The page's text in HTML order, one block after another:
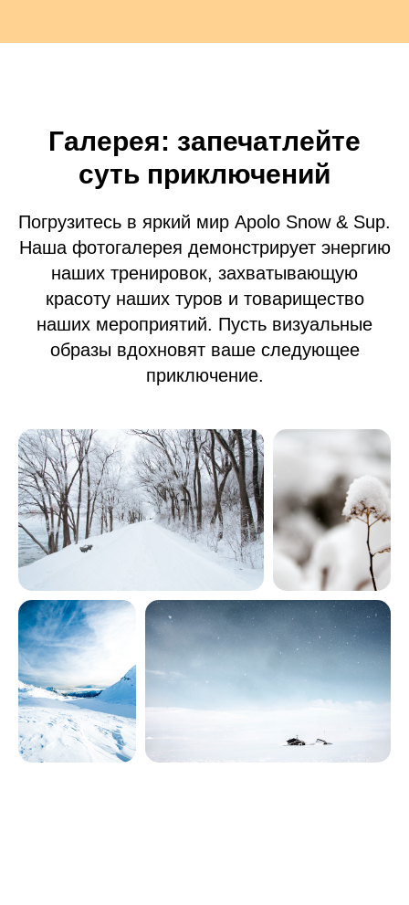
Галерея: запечатлейте
суть приключений
Погрузитесь в яркий мир Apolo Snow & Sup.
Наша фотогалерея демонстрирует энергию
наших тренировок, захватывающую
красоту наших туров и товарищество
наших мероприятий. Пусть визуальные
образы вдохновят ваше следующее
приключение.